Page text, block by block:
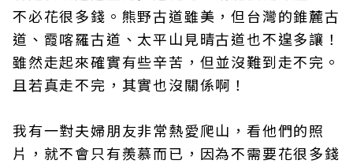
不必花很多錢。熊野古道雖美，但台灣的錐麓古
道、霞喀羅古道、太平山見晴古道也不遑多讓！
雖然走起來確實有些辛苦，但並沒難到走不完。
且若真走不完，其實也沒關係啊！
我有一對夫婦朋友非常熱愛爬山，看他們的照
片，就不會只有羨慕而已，因為不需要花很多錢